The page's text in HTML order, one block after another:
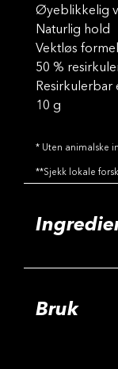
Øyeblikkelig
Naturlig hold
Vektløs formel
50 %
Resirkulerbar
10 g
* Uten animalske
**Sjekk lokale
Bruk